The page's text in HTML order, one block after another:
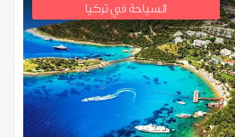
السياحة في تركيا